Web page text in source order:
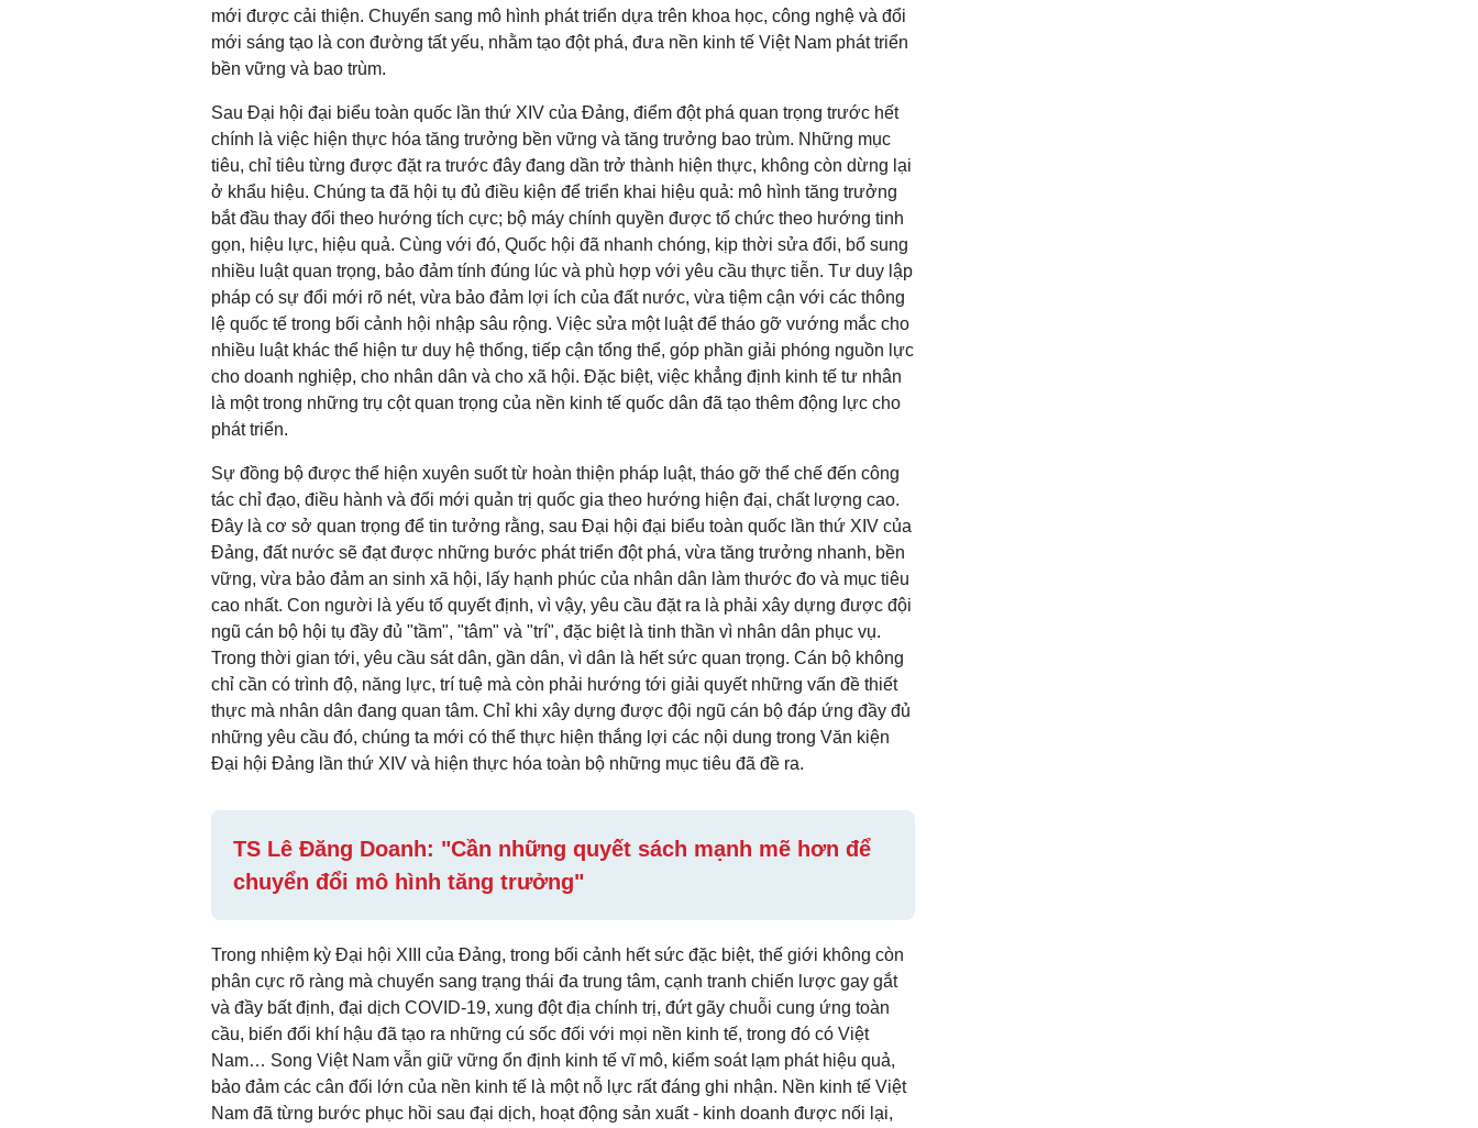
mới được cải thiện. Chuyển sang mô hình phát triển dựa trên khoa học, công nghệ và đổi
mới sáng tạo là con đường tất yếu, nhằm tạo đột phá, đưa nền kinh tế Việt Nam phát triển
bền vững và bao trùm.
Sau Đại hội đại biểu toàn quốc lần thứ XIV của Đảng, điểm đột phá quan trọng trước hết
chính là việc hiện thực hóa tăng trưởng bền vững và tăng trưởng bao trùm. Những mục
tiêu, chỉ tiêu từng được đặt ra trước đây đang dần trở thành hiện thực, không còn dừng lại
ở khẩu hiệu. Chúng ta đã hội tụ đủ điều kiện để triển khai hiệu quả: mô hình tăng trưởng
bắt đầu thay đổi theo hướng tích cực; bộ máy chính quyền được tổ chức theo hướng tinh
gọn, hiệu lực, hiệu quả. Cùng với đó, Quốc hội đã nhanh chóng, kịp thời sửa đổi, bổ sung
nhiều luật quan trọng, bảo đảm tính đúng lúc và phù hợp với yêu cầu thực tiễn. Tư duy lập
pháp có sự đổi mới rõ nét, vừa bảo đảm lợi ích của đất nước, vừa tiệm cận với các thông
lệ quốc tế trong bối cảnh hội nhập sâu rộng. Việc sửa một luật để tháo gỡ vướng mắc cho
nhiều luật khác thể hiện tư duy hệ thống, tiếp cận tổng thể, góp phần giải phóng nguồn lực
cho doanh nghiệp, cho nhân dân và cho xã hội. Đặc biệt, việc khẳng định kinh tế tư nhân
là một trong những trụ cột quan trọng của nền kinh tế quốc dân đã tạo thêm động lực cho
phát triển.
Sự đồng bộ được thể hiện xuyên suốt từ hoàn thiện pháp luật, tháo gỡ thể chế đến công
tác chỉ đạo, điều hành và đổi mới quản trị quốc gia theo hướng hiện đại, chất lượng cao.
Đây là cơ sở quan trọng để tin tưởng rằng, sau Đại hội đại biểu toàn quốc lần thứ XIV của
Đảng, đất nước sẽ đạt được những bước phát triển đột phá, vừa tăng trưởng nhanh, bền
vững, vừa bảo đảm an sinh xã hội, lấy hạnh phúc của nhân dân làm thước đo và mục tiêu
cao nhất. Con người là yếu tố quyết định, vì vậy, yêu cầu đặt ra là phải xây dựng được đội
ngũ cán bộ hội tụ đầy đủ "tầm", "tâm" và "trí", đặc biệt là tinh thần vì nhân dân phục vụ.
Trong thời gian tới, yêu cầu sát dân, gần dân, vì dân là hết sức quan trọng. Cán bộ không
chỉ cần có trình độ, năng lực, trí tuệ mà còn phải hướng tới giải quyết những vấn đề thiết
thực mà nhân dân đang quan tâm. Chỉ khi xây dựng được đội ngũ cán bộ đáp ứng đầy đủ
những yêu cầu đó, chúng ta mới có thể thực hiện thắng lợi các nội dung trong Văn kiện
Đại hội Đảng lần thứ XIV và hiện thực hóa toàn bộ những mục tiêu đã đề ra.
TS Lê Đăng Doanh: "Cần những quyết sách mạnh mẽ hơn để
chuyển đổi mô hình tăng trưởng"
Trong nhiệm kỳ Đại hội XIII của Đảng, trong bối cảnh hết sức đặc biệt, thế giới không còn
phân cực rõ ràng mà chuyển sang trạng thái đa trung tâm, cạnh tranh chiến lược gay gắt
và đầy bất định, đại dịch COVID-19, xung đột địa chính trị, đứt gãy chuỗi cung ứng toàn
cầu, biến đổi khí hậu đã tạo ra những cú sốc đối với mọi nền kinh tế, trong đó có Việt
Nam… Song Việt Nam vẫn giữ vững ổn định kinh tế vĩ mô, kiểm soát lạm phát hiệu quả,
bảo đảm các cân đối lớn của nền kinh tế là một nỗ lực rất đáng ghi nhận. Nền kinh tế Việt
Nam đã từng bước phục hồi sau đại dịch, hoạt động sản xuất - kinh doanh được nối lại,